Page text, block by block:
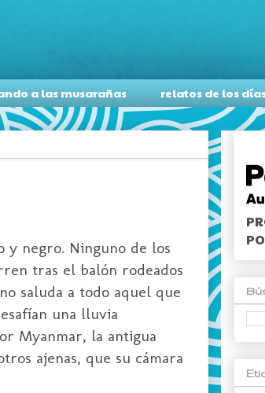
a las musarañas relatos de los
y negro. Ninguno de los
tras el balón rodeados
saluda a todo aquel que
una lluvia
Myanmar, la antigua
ajenas, que su cámara